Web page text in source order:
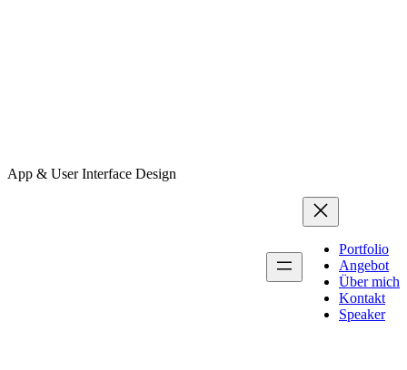
App & User Interface Design
Portfolio
Angebot
Über mich
Kontakt
Speaker